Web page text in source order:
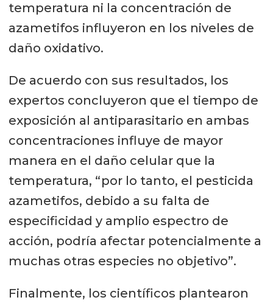
temperatura ni la concentración de
azametifos influyeron en los niveles de
daño oxidativo.
De acuerdo con sus resultados, los
expertos concluyeron que el tiempo de
exposición al antiparasitario en ambas
concentraciones influye de mayor
manera en el daño celular que la
temperatura, “por lo tanto, el pesticida
azametifos, debido a su falta de
especificidad y amplio espectro de
acción, podría afectar potencialmente a
muchas otras especies no objetivo”.
Finalmente, los científicos plantearon